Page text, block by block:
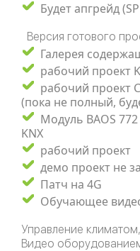
Будет апгрейд
Версия готового
Галерея
рабочий проект
рабочий проект
(пока не полный,
Модуль BAOS
KNX
рабочий проект
демо проект не
Патч на 4G
Обучающее
Управление
Видео